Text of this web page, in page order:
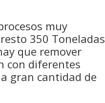
muy
350 Toneladas
que remover
con diferentes
gran cantidad de